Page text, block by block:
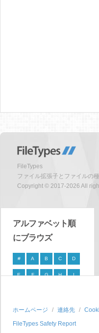
FileTypes
ファイル拡張子とファイルの
Copyright © 2017-2026 All
アルファベット順
にブラウズ
# A B C D
E F G H I
P Q R S
T U V W X
ホームページ 連絡先
FileTypes Safety Report